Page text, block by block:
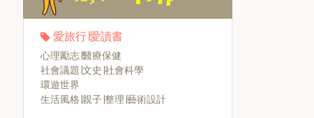
愛旅行∣愛讀書
心理勵志∣醫療保健
社會議題∣文史∣社會科學
環遊世界
生活風格∣親子∣整理∣藝術設計